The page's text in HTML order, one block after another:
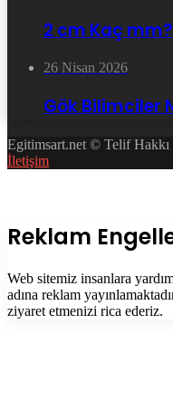
2 cm Kaç mm?
26 Nisan 2026
Gök Bilimciler
Egitimsart.net © Telif Hakkı
İletişim
Kapalı
Reklam
Web sitemiz insanlara
adına reklam
ziyaret etmenizi rica ederiz.